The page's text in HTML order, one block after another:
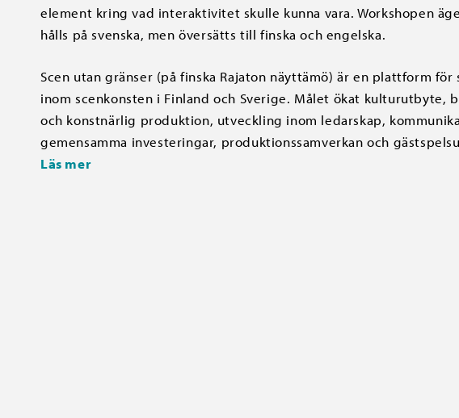
element kring vad interaktivitet skulle kunna vara. Workshopen
hålls på svenska, men översätts till finska och engelska.
Scen utan gränser (på finska Rajaton näyttämö) är en plattform
inom scenkonsten i Finland och Sverige. Målet ökat kulturutbyte,
och konstnärlig produktion, utveckling inom ledarskap,
gemensamma investeringar, produktionssamverkan och
Läs mer